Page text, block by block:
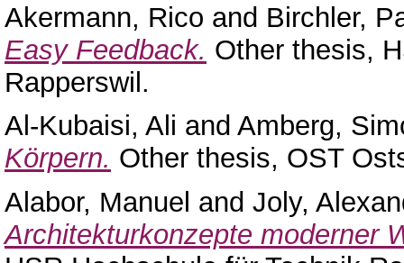
Akermann, Rico and Birchler,
Easy Feedback. Other thesis,
Rapperswil.
Al-Kubaisi, Ali and Amberg,
Körpern. Other thesis, OST
Alabor, Manuel and Joly,
Architekturkonzepte moderner